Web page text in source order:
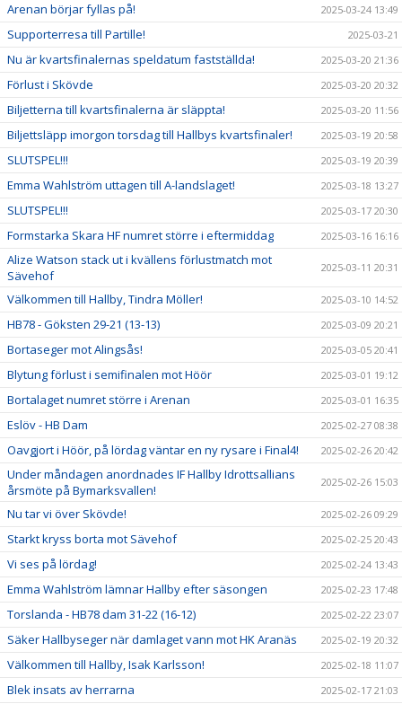
Arenan börjar fyllas på! 2025-03-24 13:49
Supporterresa till Partille! 2025-03-21
Nu är kvartsfinalernas speldatum fastställda! 2025-03-20 21:36
Förlust i Skövde 2025-03-20 20:32
Biljetterna till kvartsfinalerna är släppta! 2025-03-20 11:56
Biljettsläpp imorgon torsdag till Hallbys kvartsfinaler! 2025-03-19 20:58
SLUTSPEL!!! 2025-03-19 20:39
Emma Wahlström uttagen till A-landslaget! 2025-03-18 13:27
SLUTSPEL!!! 2025-03-17 20:30
Formstarka Skara HF numret större i eftermiddag 2025-03-16 16:16
Alize Watson stack ut i kvällens förlustmatch mot
Sävehof
2025-03-11 20:31
Välkommen till Hallby, Tindra Möller! 2025-03-10 14:52
HB78 - Göksten 29-21 (13-13) 2025-03-09 20:21
Bortaseger mot Alingsås! 2025-03-05 20:41
Blytung förlust i semifinalen mot Höör 2025-03-01 19:12
Bortalaget numret större i Arenan 2025-03-01 16:35
Eslöv - HB Dam 2025-02-27 08:38
Oavgjort i Höör, på lördag väntar en ny rysare i Final4! 2025-02-26 20:42
Under måndagen anordnades IF Hallby Idrottsallians
årsmöte på Bymarksvallen!
2025-02-26 15:03
Nu tar vi över Skövde! 2025-02-26 09:29
Starkt kryss borta mot Sävehof 2025-02-25 20:43
Vi ses på lördag! 2025-02-24 13:43
Emma Wahlström lämnar Hallby efter säsongen 2025-02-23 17:48
Torslanda - HB78 dam 31-22 (16-12) 2025-02-22 23:07
Säker Hallbyseger när damlaget vann mot HK Aranäs 2025-02-19 20:32
Välkommen till Hallby, Isak Karlsson! 2025-02-18 11:07
Blek insats av herrarna 2025-02-17 21:03